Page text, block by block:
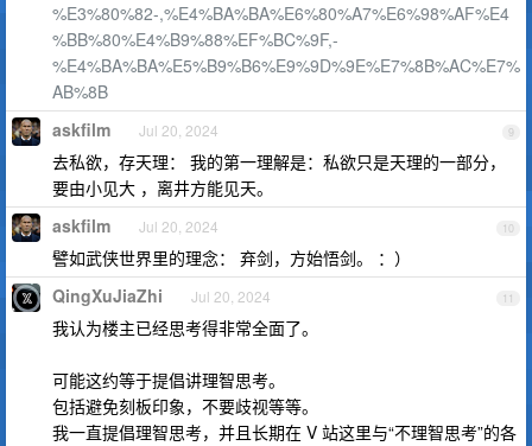
%E3%80%82-,%E4%BA%BA%E6%80%A7%E6%98%AF%E4
%BB%80%E4%B9%88%EF%BC%9F,-
%E4%BA%BA%E5%B9%B6%E9%9D%9E%E7%8B%AC%E7%
AB%8B
9
askfilm Jul 20, 2024
去私欲，存天理： 我的第一理解是：私欲只是天理的一部分，
要由小见大 ，离井方能见天。
10
askfilm Jul 20, 2024
譬如武侠世界里的理念： 弃剑，方始悟剑。 ：）
11
QingXuJiaZhi Jul 20, 2024
我认为楼主已经思考得非常全面了。
可能这约等于提倡讲理智思考。
包括避免刻板印象，不要歧视等等。
我一直提倡理智思考，并且长期在 V 站这里与“不理智思考”的各